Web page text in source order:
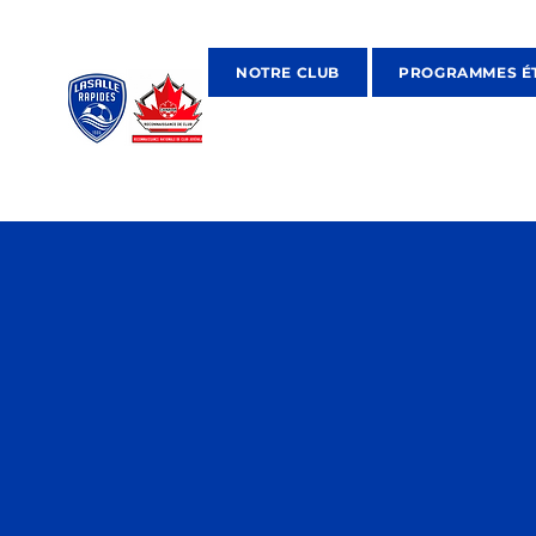
NOTRE CLUB PROGRAMMES